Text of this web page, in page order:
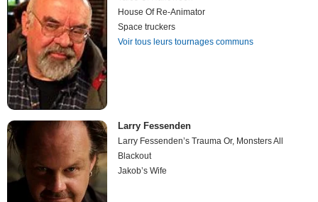
House Of Re-Animator
Space truckers
Voir tous leurs tournages communs
Larry Fessenden
Larry Fessenden’s Trauma Or, Monsters All
Blackout
Jakob’s Wife